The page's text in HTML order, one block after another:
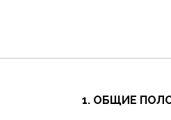
1. ОБЩИЕ